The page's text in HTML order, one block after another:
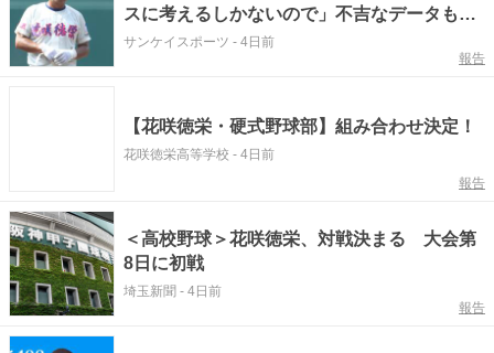
スに考えるしかないので」不吉なデータもな
んの
サンケイスポーツ - 4日前
報告
【花咲徳栄・硬式野球部】組み合わせ決定！
花咲徳栄高等学校 - 4日前
報告
＜高校野球＞花咲徳栄、対戦決まる 大会第
8日に初戦
埼玉新聞 - 4日前
報告